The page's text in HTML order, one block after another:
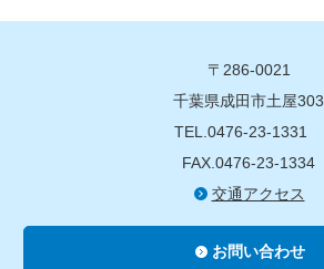
〒286-0021
千葉県成田市土屋303
TEL.0476-23-1331
FAX.0476-23-1334
交通アクセス
お問い合わせ